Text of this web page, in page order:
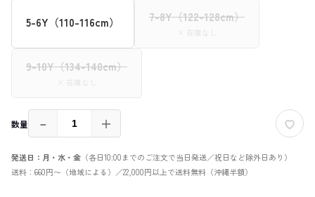
5-6Y（110-116cm） 7-8Y（122-128cm）
× 在庫なし
9-10Y（134-140cm）
× 在庫なし
数量 － ＋
発送日：月・水・金 （各日10:00までのご注文で当日発送／祝日など除外日あり）
送料：660円〜（地域による）／22,000円以上で送料無料（沖縄半額）